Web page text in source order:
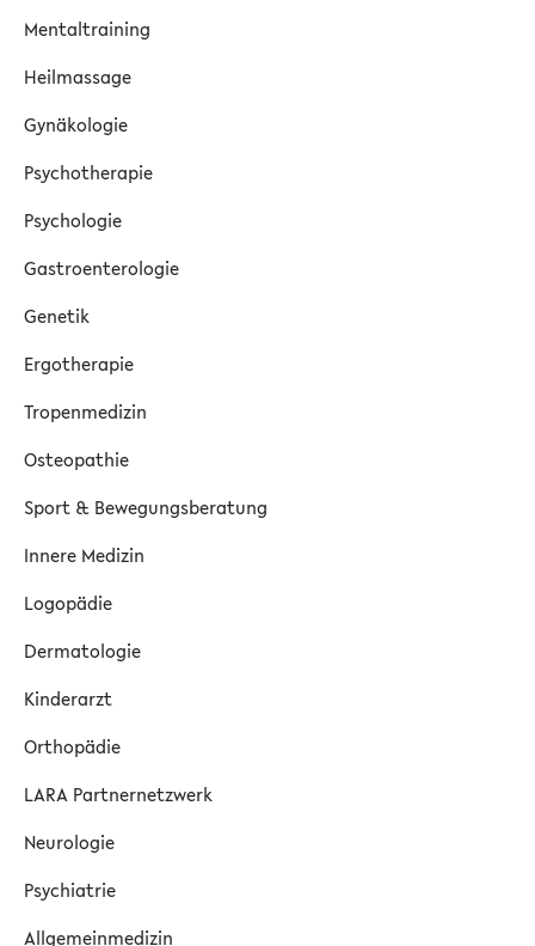
Mentaltraining
Heilmassage
Gynäkologie
Psychotherapie
Psychologie
Gastroenterologie
Genetik
Ergotherapie
Tropenmedizin
Osteopathie
Sport & Bewegungsberatung
Innere Medizin
Logopädie
Dermatologie
Kinderarzt
Orthopädie
LARA Partnernetzwerk
Neurologie
Psychiatrie
Allgemeinmedizin